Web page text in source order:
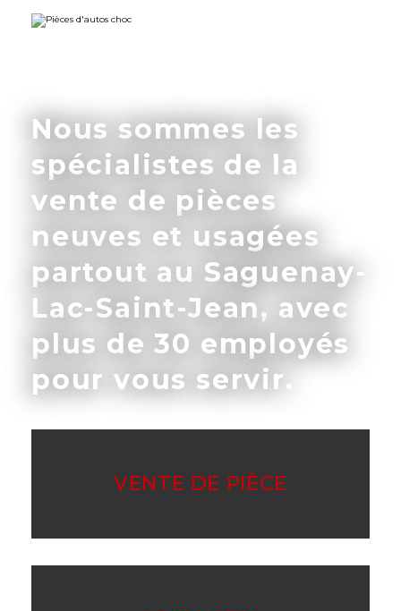
Nous sommes les
spécialistes de la
vente de pièces
neuves et usagées
partout au Saguenay-
Lac-Saint-Jean, avec
plus de 30 employés
pour vous servir.
VENTE DE PIÈCE